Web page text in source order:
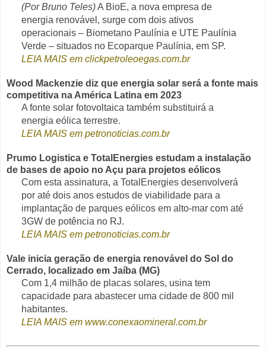
(Por Bruno Teles)A BioE, a nova empresa de
energia renovável, surge com dois ativos
operacionais – Biometano Paulínia e UTE Paulínia
Verde – situados no Ecoparque Paulínia, em SP.
LEIA MAIS em clickpetroleoegas.com.br
Wood Mackenzie diz que energia solar será a fonte mais
competitiva na América Latina em 2023
A fonte solar fotovoltaica também substituirá a
energia eólica terrestre.
LEIA MAIS em petronoticias.com.br
Prumo Logistica e TotalEnergies estudam a instalação
de bases de apoio no Açu para projetos eólicos
Com esta assinatura, a TotalEnergies desenvolverá
por até dois anos estudos de viabilidade para a
implantação de parques eólicos em alto-mar com até
3GW de potência no RJ.
LEIA MAIS em petronoticias.com.br
Vale inicia geração de energia renovável do Sol do
Cerrado, localizado em Jaíba (MG)
Com 1,4 milhão de placas solares, usina tem
capacidade para abastecer uma cidade de 800 mil
habitantes.
LEIA MAIS em www.conexaomineral.com.br